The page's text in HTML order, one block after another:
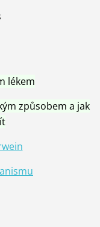
lékem
způsobem a jak